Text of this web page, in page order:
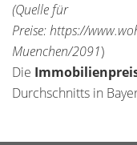
(Quelle für
Preise: https://
Muenchen/2091)
Die
Durchschnitts in